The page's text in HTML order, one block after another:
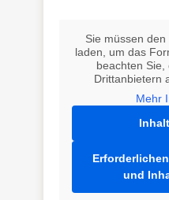
Sie müssen den
laden, um das
beachten Sie,
Drittanbietern
Mehr
und